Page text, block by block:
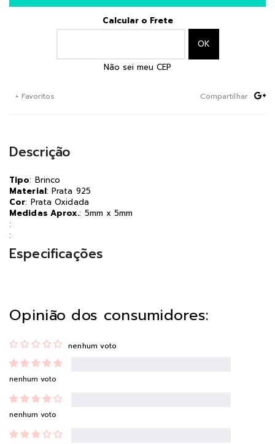
Calcular o Frete
Não sei meu CEP
+ Favoritos Compartilhar
Descrição
Tipo: Brinco
Material: Prata 925
Cor: Prata Oxidada
Medidas Aprox.: 5mm x 5mm
:
:
Especificações
Opinião dos consumidores:
nenhum voto
nenhum voto
nenhum voto